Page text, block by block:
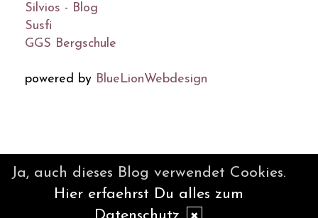
Silvios - Blog
Susfi
GGS Bergschule
powered by BlueLionWebdesign
BlueLionWebdesign.de
Ja, auch dieses Blog verwendet Cookies.
Hier erfaehrst Du alles zum